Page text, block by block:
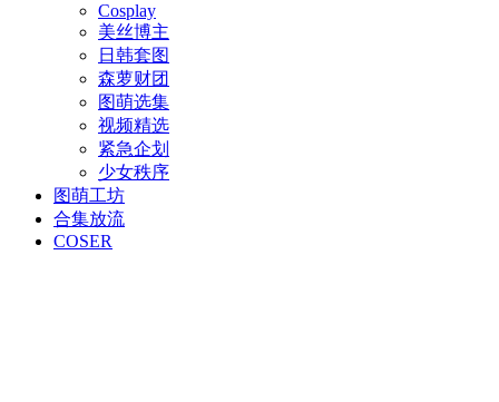
Cosplay
美丝博主
日韩套图
森萝财团
图萌选集
视频精选
紧急企划
少女秩序
图萌工坊
合集放流
COSER